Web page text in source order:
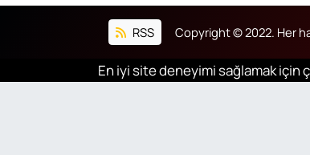
RSS Copyright © 2022. Her
En iyi site deneyimi sağlamak için